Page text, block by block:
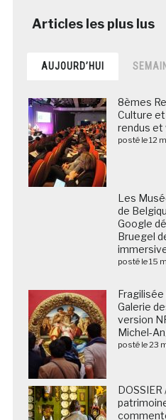
AUJOURD’HUI
8èmes
Culture
rendus et
posté le 12
Les Musées royaux des
l’Institut Culturel de
Bruegel de manière
Fragilisée
Galerie
Michel-
posté le 23
2025
posté le 20